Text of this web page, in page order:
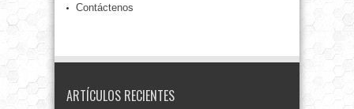
Contáctenos
ARTÍCULOS RECIENTES